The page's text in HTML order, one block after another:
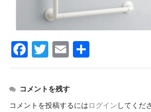
F
a
c
e
T
wi
tt
er
E
m
ail
有
コメントを残す
コメントを投稿するには ログイン してくだ